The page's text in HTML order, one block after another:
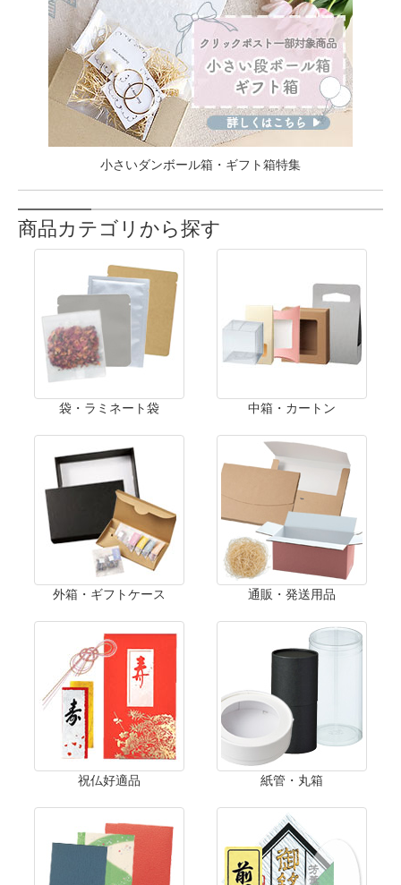
小さいダンボール箱・ギフト箱特集
商品カテゴリから探す
袋・ラミネート袋 中箱・カートン
外箱・ギフトケース 通販・発送用品
祝仏好適品 紙管・丸箱